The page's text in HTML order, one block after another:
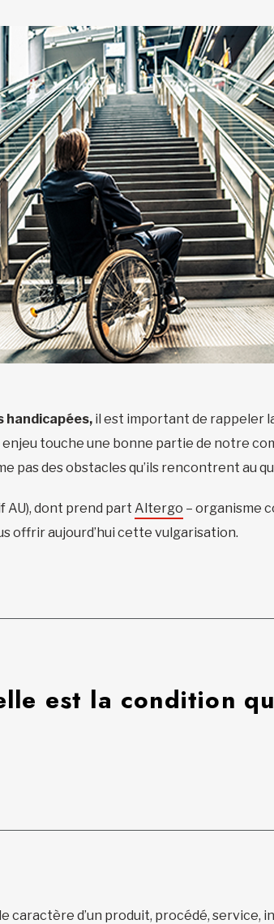
handicapées, il est important de rappeler
touche une bonne partie de notre
pas des obstacles qu’ils rencontrent au
AU), dont prend part Altergo – organisme
offrir aujourd’hui cette vulgarisation.
est la condition
caractère d’un produit, procédé, service,